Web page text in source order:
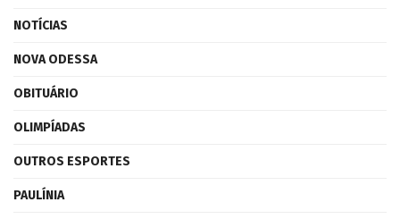
NOTÍCIAS
NOVA ODESSA
OBITUÁRIO
OLIMPÍADAS
OUTROS ESPORTES
PAULÍNIA